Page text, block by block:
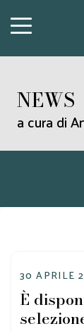
NEWS
a cura di
30 APRILE
È